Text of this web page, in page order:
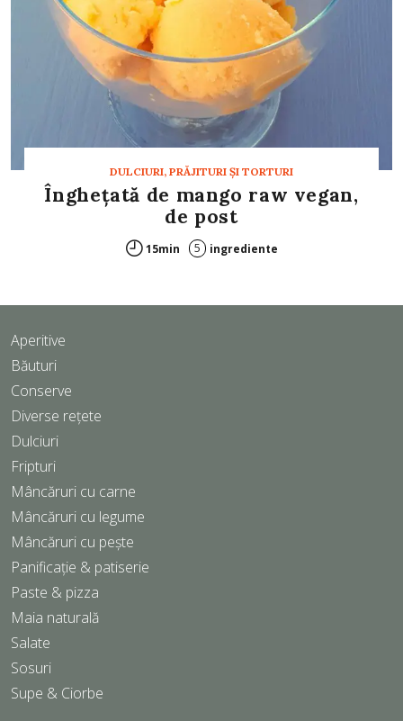
DULCIURI, PRĂJITURI ȘI TORTURI
Înghețată de mango raw vegan,
de post
15min 5 ingrediente
Aperitive
Băuturi
Conserve
Diverse rețete
Dulciuri
Fripturi
Mâncăruri cu carne
Mâncăruri cu legume
Mâncăruri cu pește
Panificație & patiserie
Paste & pizza
Maia naturală
Salate
Sosuri
Supe & Ciorbe